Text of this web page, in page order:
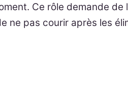
Ce rôle demande
ne pas courir après les